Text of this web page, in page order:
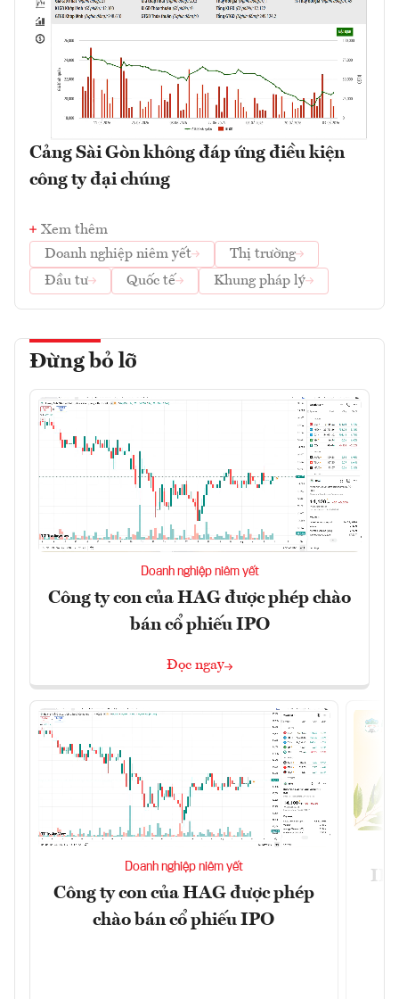
Cảng Sài Gòn không đáp ứng điều kiện
công ty đại chúng
Xem thêm
Doanh nghiệp niêm yết
Thị trường
Đầu tư
Quốc tế Khung pháp lý
Đừng bỏ lỡ
Doanh nghiệp niêm yết
Công ty con của HAG được phép chào
bán cổ phiếu IPO
Đọc ngay
Doanh nghiệp niêm yết
Công ty con của HAG được phép
chào bán cổ phiếu IPO